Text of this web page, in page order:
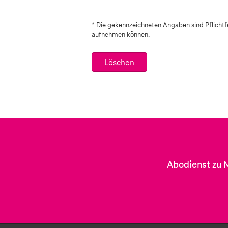
* Die gekennzeichneten Angaben sind
aufnehmen können.
Abodienst zu